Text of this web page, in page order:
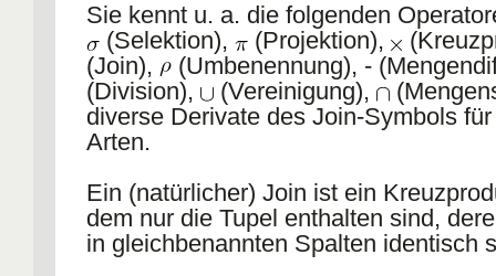
Sie kennt u. a. die folgenden
(Selektion),
(Projektion),
(Join),
(Umbenennung), -
(Division),
(Vereinigung),
diverse Derivate des Join-Symbols
Arten.
Ein (natürlicher) Join ist ein
dem nur die Tupel enthalten sind,
in gleichbenannten Spalten identisch